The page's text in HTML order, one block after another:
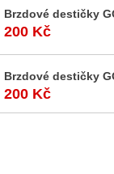
Brzdové destičky
200 Kč
Brzdové destičky
200 Kč